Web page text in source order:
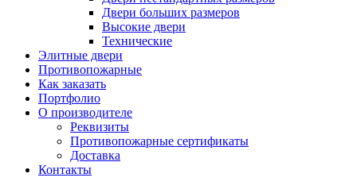
Двери больших размеров
Высокие двери
Технические
Элитные двери
Противопожарные
Как заказать
Портфолио
О производителе
Реквизиты
Противопожарные сертификаты
Доставка
Контакты